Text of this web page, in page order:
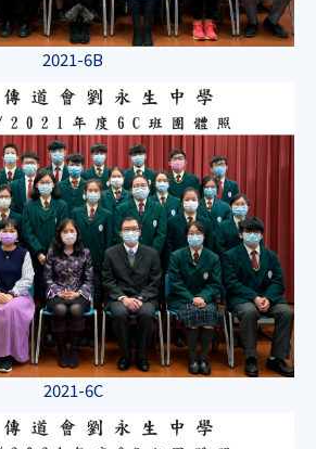
2021-6B
2021-6C